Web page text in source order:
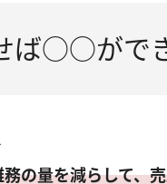
ば○○がで
の量を減らして、